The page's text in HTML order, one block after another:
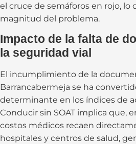
el cruce de semáforos en rojo, lo
magnitud del problema.
Impacto de la falta de
la seguridad vial
El incumplimiento de la
Barrancabermeja se ha
determinante en los índices de
Conducir sin SOAT implica que,
costos médicos recaen
hospitales y centros de salud,